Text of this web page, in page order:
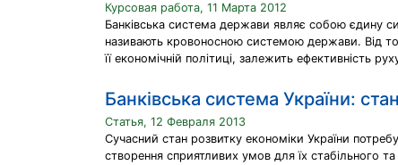
Курсовая работа, 11 Марта 2012
Банківська система держави являє собою єдину
називають кровоносною системою держави. Від
її економічній політиці, залежить ефективність
Банківська система України:
Статья, 12 Февраля 2013
Сучасний стан розвитку економіки України
створення сприятливих умов для їх стабільного